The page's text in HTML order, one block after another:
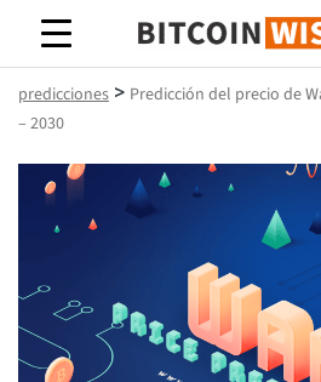
Sabiduría de
predicciones > Predicción del precio de
– 2030